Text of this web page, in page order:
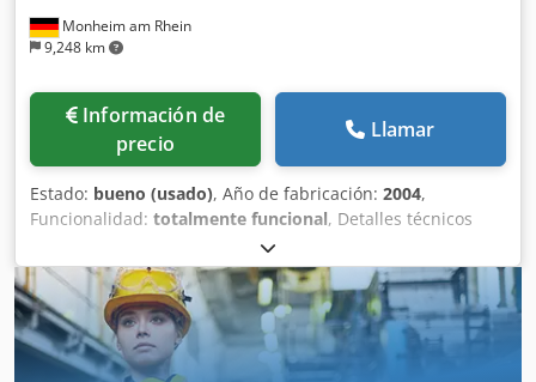
Monheim am Rhein
9,248 km
Información de
precio
Llamar
Estado: bueno (usado), Año de fabricación: 2004,
Funcionalidad: totalmente funcional, Detalles técnicos
Recorrido eje x: 620 mm Recorrido eje y: 420 mm Cjdpfx
Aszruwloilsrf Recorrido eje z: 400 mm Control: Heidenhain
TNC 410M Superficie de la mesa: 800 x 400 mm
Portaherramientas: ISO 40 Velocidades del husillo -
infinitamente variable: 50 - 4000 rpm Motor principal: 5,5
kW Requisito total de potencia: kW Peso de la máquina